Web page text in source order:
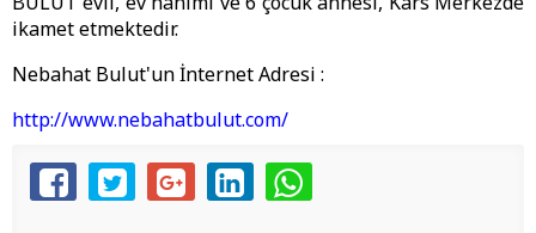
ikamet etmektedir.
Nebahat Bulut'un İnternet Adresi :
http://www.nebahatbulut.com/